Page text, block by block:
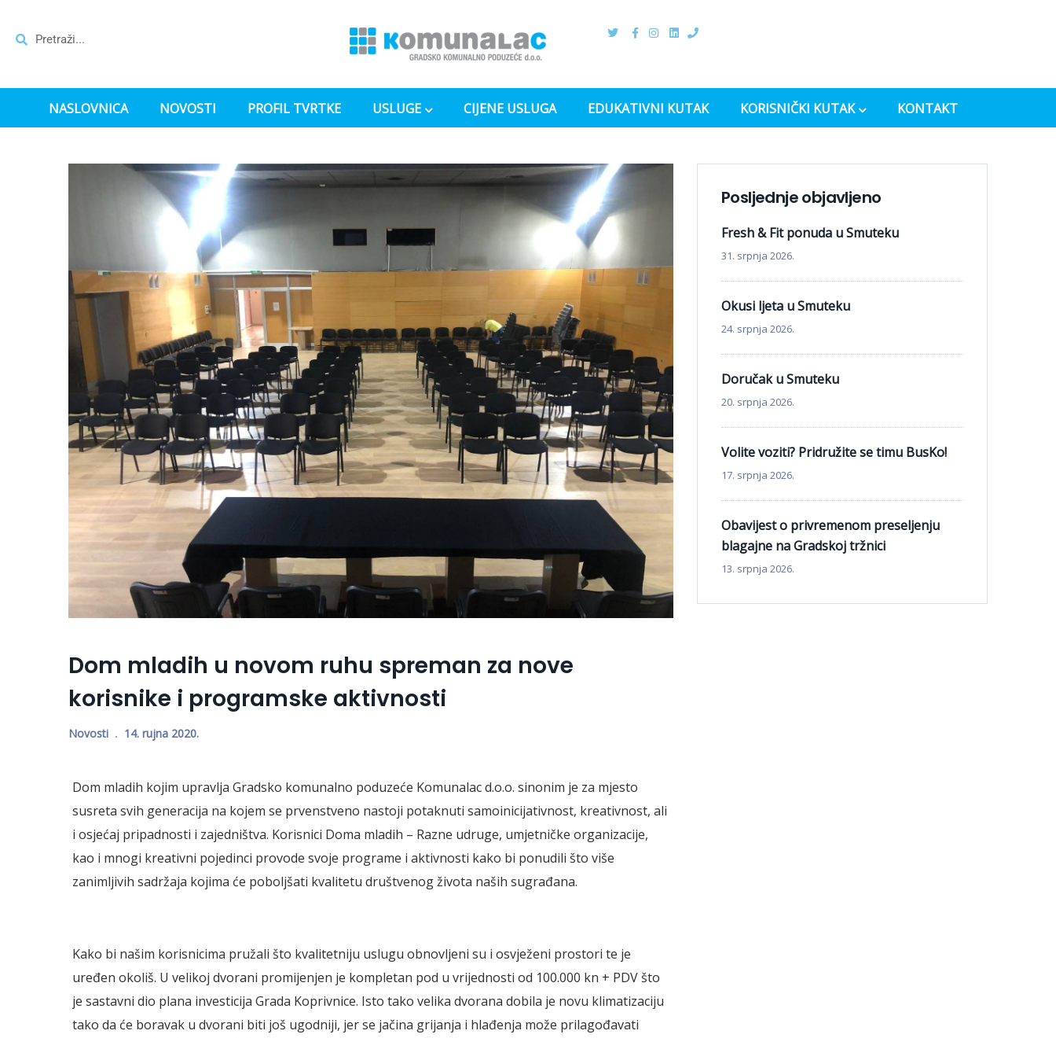
NASLOVNICA NOVOSTI PROFIL TVRTKE USLUGE CIJENE USLUGA EDUKATIVNI KUTAK KORISNIČKI KUTAK KONTAKT
Dom mladih u novom ruhu spreman za nove
korisnike i programske aktivnosti
Novosti 14. rujna 2020.
Dom mladih kojim upravlja Gradsko komunalno poduzeće Komunalac d.o.o. sinonim je za mjesto
susreta svih generacija na kojem se prvenstveno nastoji potaknuti samoinicijativnost, kreativnost, ali
i osjećaj pripadnosti i zajedništva. Korisnici Doma mladih – Razne udruge, umjetničke organizacije,
kao i mnogi kreativni pojedinci provode svoje programe i aktivnosti kako bi ponudili što više
zanimljivih sadržaja kojima će poboljšati kvalitetu društvenog života naših sugrađana.
Kako bi našim korisnicima pružali što kvalitetniju uslugu obnovljeni su i osvježeni prostori te je
uređen okoliš. U velikoj dvorani promijenjen je kompletan pod u vrijednosti od 100.000 kn + PDV što
je sastavni dio plana investicija Grada Koprivnice. Isto tako velika dvorana dobila je novu klimatizaciju
tako da će boravak u dvorani biti još ugodniji, jer se jačina grijanja i hlađenja može prilagođavati
Posljednje objavljeno
Fresh & Fit ponuda u Smuteku
31. srpnja 2026.
Okusi ljeta u Smuteku
24. srpnja 2026.
Doručak u Smuteku
20. srpnja 2026.
Volite voziti? Pridružite se timu BusKo!
17. srpnja 2026.
Obavijest o privremenom preseljenju
blagajne na Gradskoj tržnici
13. srpnja 2026.